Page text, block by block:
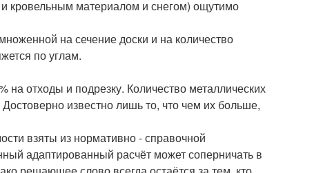
кровельным материалом и снегом) ощутимо
на сечение доски и на количество
по углам.
отходы и подрезку. Количество металлических
известно лишь то, что чем их больше,
взяты из нормативно - справочной
адаптированный расчёт может соперничать в